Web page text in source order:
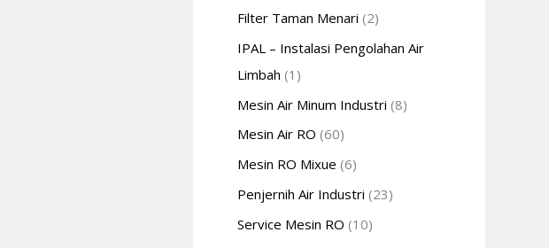
Filter Taman Menari (2)
IPAL – Instalasi Pengolahan Air
Limbah (1)
Mesin Air Minum Industri (8)
Mesin Air RO (60)
Mesin RO Mixue (6)
Penjernih Air Industri (23)
Service Mesin RO (10)